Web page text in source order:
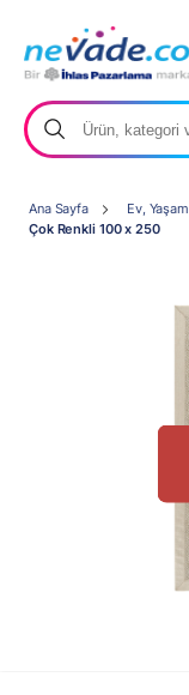
Ana Sayfa Ev, Yaşam
Çok Renkli 100 x 250